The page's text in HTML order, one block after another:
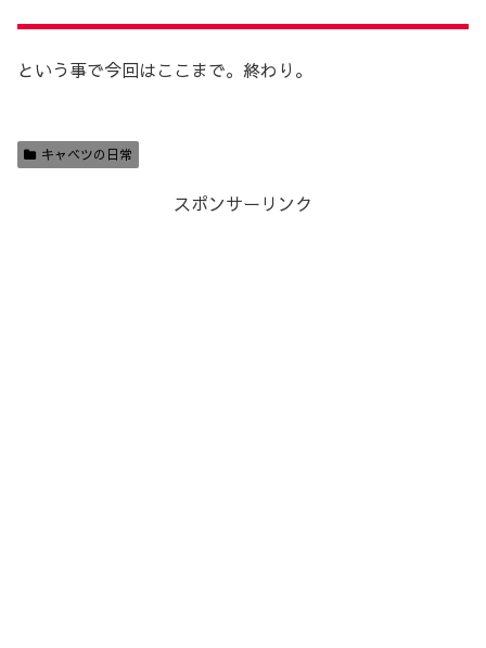
という事で今回はここまで。終わり。
キャベツの日常
スポンサーリンク